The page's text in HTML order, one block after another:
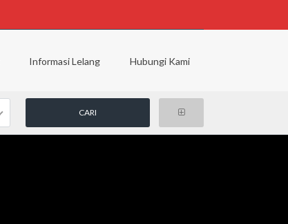
Informasi Lelang Hubungi Kami